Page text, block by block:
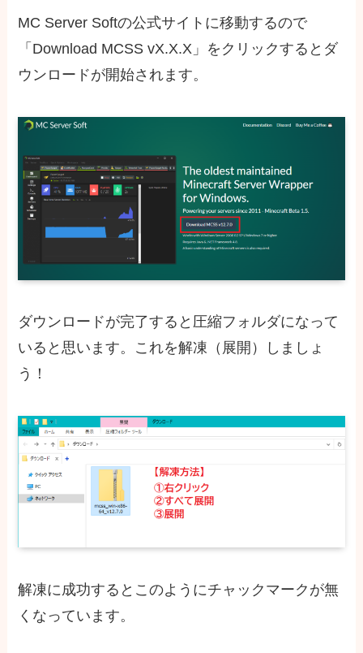
MC Server Softの公式サイトに移動するので
「Download MCSS vX.X.X」をクリックするとダ
ウンロードが開始されます。
ダウンロードが完了すると圧縮フォルダになって
いると思います。これを解凍（展開）しましょ
う！
解凍に成功するとこのようにチャックマークが無
くなっています。